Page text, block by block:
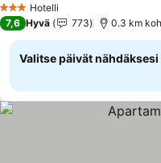
3 Tähtiluokitus
Hotelli
7,6 Hyvä 773 0.3 km
Valitse päivät